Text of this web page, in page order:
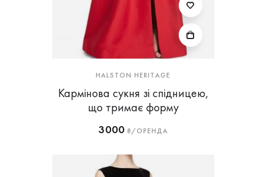
HALSTON HERITAGE
Кармінова сукня зі спідницею,
що тримає форму
3000₴/ОРЕНДА